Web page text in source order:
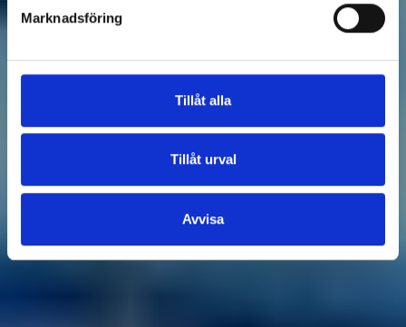
Marknadsföring
Tillåt alla
Tillåt urval
Avvisa